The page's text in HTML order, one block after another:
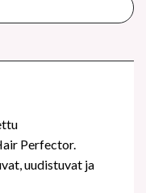
Perfector.
uudistuvat ja